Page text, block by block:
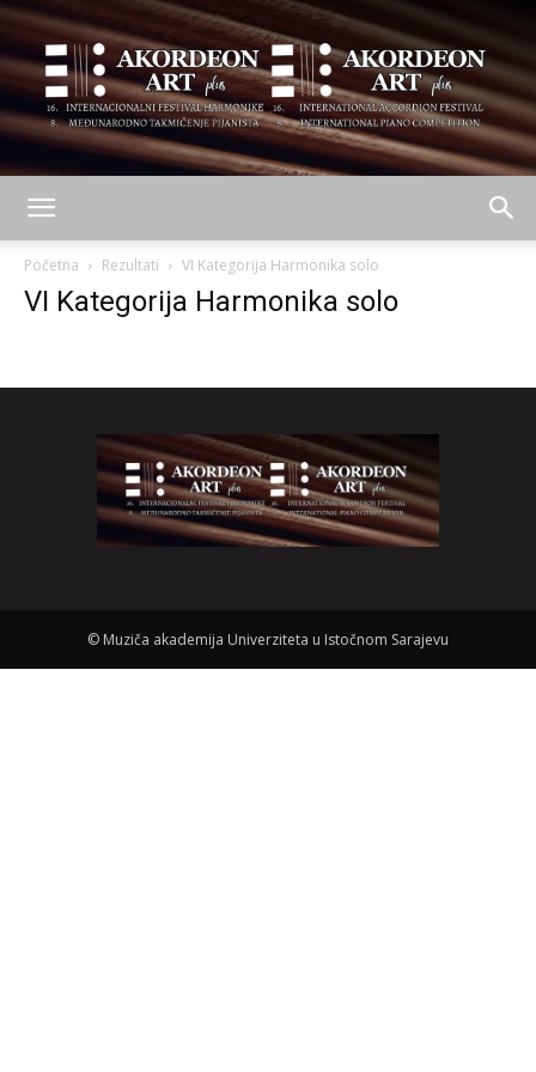
plus
Početna Rezultati VI Kategorija Harmonika solo
VI Kategorija Harmonika solo
© Muziča akademija Univerziteta u Istočnom Sarajevu